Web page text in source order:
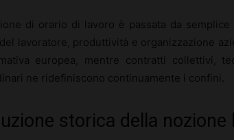
di orario di lavoro è passata da
lavoratore, produttività e organizzazione
europea, mentre contratti collettivi,
ne ridefiniscono continuamente i confini.
storica della nozione